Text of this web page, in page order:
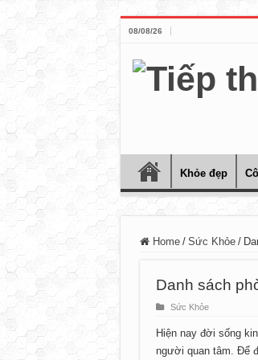
08/08/26
Khỏe đẹp
Home / Sức Khỏe /
Danh sách
Sức Khỏe
Hiện nay đời sống
người quan tâm. Để